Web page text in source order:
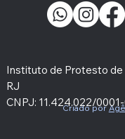
Criado por
Instituto de Protesto de
RJ
CNPJ: 11.424.022/